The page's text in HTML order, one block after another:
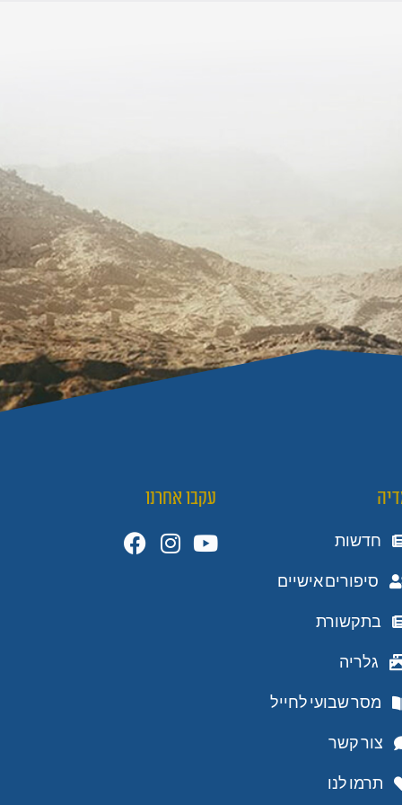
חדשות
סיפורים אישיים
בתקשורת
גלריה
מסר שבועי לחייל
צור קשר
תרמו לנו
עקבו אחרנו